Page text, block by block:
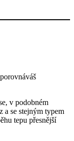
v podobném
a se stejným typem
tepu přesnější